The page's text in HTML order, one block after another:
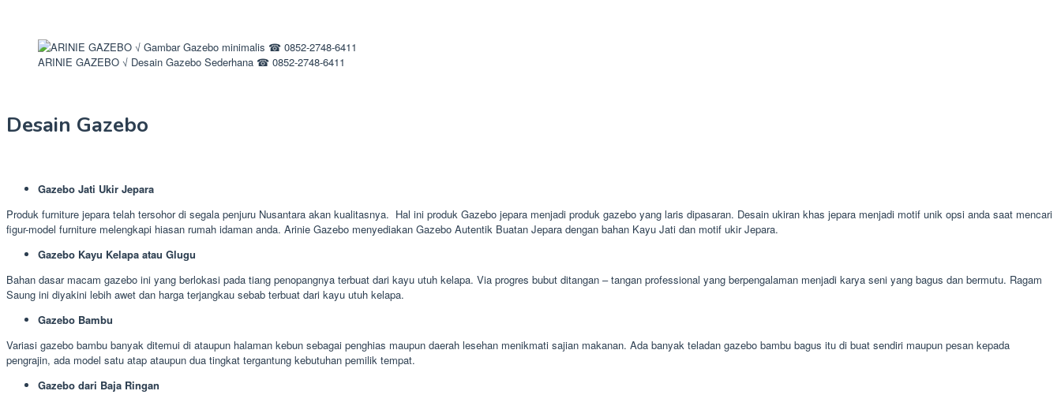
ARINIE GAZEBO √ Desain Gazebo Sederhana ☎ 0852-2748-6411
Desain Gazebo
Gazebo Jati Ukir Jepara
Produk furniture jepara telah tersohor di segala penjuru Nusantara akan kualitasnya. Hal ini produk Gazebo jepara menjadi produk gazebo yang laris dipasaran. Desain ukiran khas jepara menjadi motif unik opsi anda saat mencari
figur-model furniture melengkapi hiasan rumah idaman anda. Arinie Gazebo menyediakan Gazebo Autentik Buatan Jepara dengan bahan Kayu Jati dan motif ukir Jepara.
Gazebo Kayu Kelapa atau Glugu
Bahan dasar macam gazebo ini yang berlokasi pada tiang penopangnya terbuat dari kayu utuh kelapa. Via progres bubut ditangan – tangan professional yang berpengalaman menjadi karya seni yang bagus dan bermutu. Ragam
Saung ini diyakini lebih awet dan harga terjangkau sebab terbuat dari kayu utuh kelapa.
Gazebo Bambu
Variasi gazebo bambu banyak ditemui di ataupun halaman kebun sebagai penghias maupun daerah lesehan menikmati sajian makanan. Ada banyak teladan gazebo bambu bagus itu di buat sendiri maupun pesan kepada
pengrajin, ada model satu atap ataupun dua tingkat tergantung kebutuhan pemilik tempat.
Gazebo dari Baja Ringan